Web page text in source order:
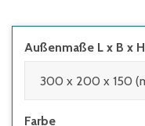
Außenmaße L x B x H
Farbe